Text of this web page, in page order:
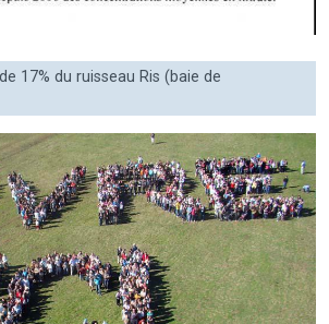
17% du ruisseau Ris (baie de